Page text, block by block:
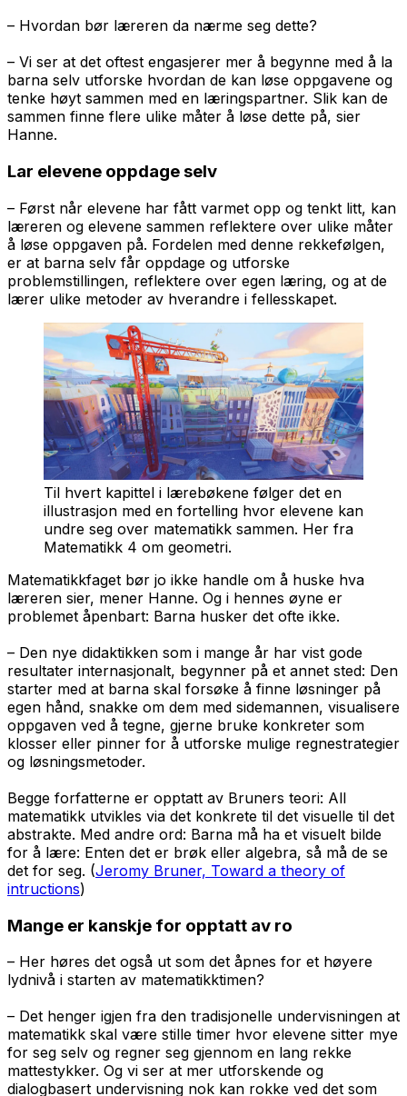
– Hvordan bør læreren da nærme seg dette?
– Vi ser at det oftest engasjerer mer å begynne med å la
barna selv utforske hvordan de kan løse oppgavene og
tenke høyt sammen med en læringspartner. Slik kan de
sammen finne flere ulike måter å løse dette på, sier
Hanne.
Lar elevene oppdage selv
– Først når elevene har fått varmet opp og tenkt litt, kan
læreren og elevene sammen reflektere over ulike måter
å løse oppgaven på. Fordelen med denne rekkefølgen,
er at barna selv får oppdage og utforske
problemstillingen, reflektere over egen læring, og at de
lærer ulike metoder av hverandre i fellesskapet.
Til hvert kapittel i lærebøkene følger det en
illustrasjon med en fortelling hvor elevene kan
undre seg over matematikk sammen. Her fra
Matematikk 4 om geometri.
Matematikkfaget bør jo ikke handle om å huske hva
læreren sier, mener Hanne. Og i hennes øyne er
problemet åpenbart: Barna husker det ofte ikke.
– Den nye didaktikken som i mange år har vist gode
resultater internasjonalt, begynner på et annet sted: Den
starter med at barna skal forsøke å finne løsninger på
egen hånd, snakke om dem med sidemannen, visualisere
oppgaven ved å tegne, gjerne bruke konkreter som
klosser eller pinner for å utforske mulige regnestrategier
og løsningsmetoder.
Begge forfatterne er opptatt av Bruners teori: All
matematikk utvikles via det konkrete til det visuelle til det
abstrakte. Med andre ord: Barna må ha et visuelt bilde
for å lære: Enten det er brøk eller algebra, så må de se
det for seg. (Jeromy Bruner, Toward a theory of
intructions)
Mange er kanskje for opptatt av ro
– Her høres det også ut som det åpnes for et høyere
lydnivå i starten av matematikktimen?
– Det henger igjen fra den tradisjonelle undervisningen at
matematikk skal være stille timer hvor elevene sitter mye
for seg selv og regner seg gjennom en lang rekke
mattestykker. Og vi ser at mer utforskende og
dialogbasert undervisning nok kan rokke ved det som